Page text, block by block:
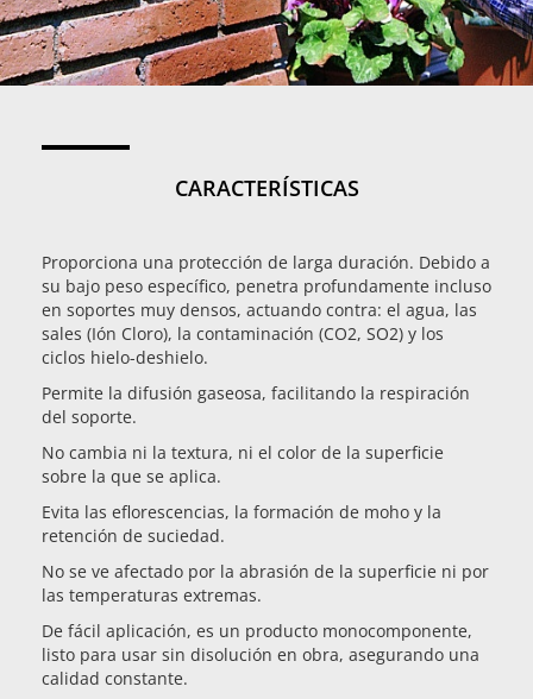
CARACTERÍSTICAS
Proporciona una protección de larga duración. Debido a
su bajo peso específico, penetra profundamente incluso
en soportes muy densos, actuando contra: el agua, las
sales (Ión Cloro), la contaminación (CO2, SO2) y los
ciclos hielo-deshielo.
Permite la difusión gaseosa, facilitando la respiración
del soporte.
No cambia ni la textura, ni el color de la superficie
sobre la que se aplica.
Evita las eflorescencias, la formación de moho y la
retención de suciedad.
No se ve afectado por la abrasión de la superficie ni por
las temperaturas extremas.
De fácil aplicación, es un producto monocomponente,
listo para usar sin disolución en obra, asegurando una
calidad constante.